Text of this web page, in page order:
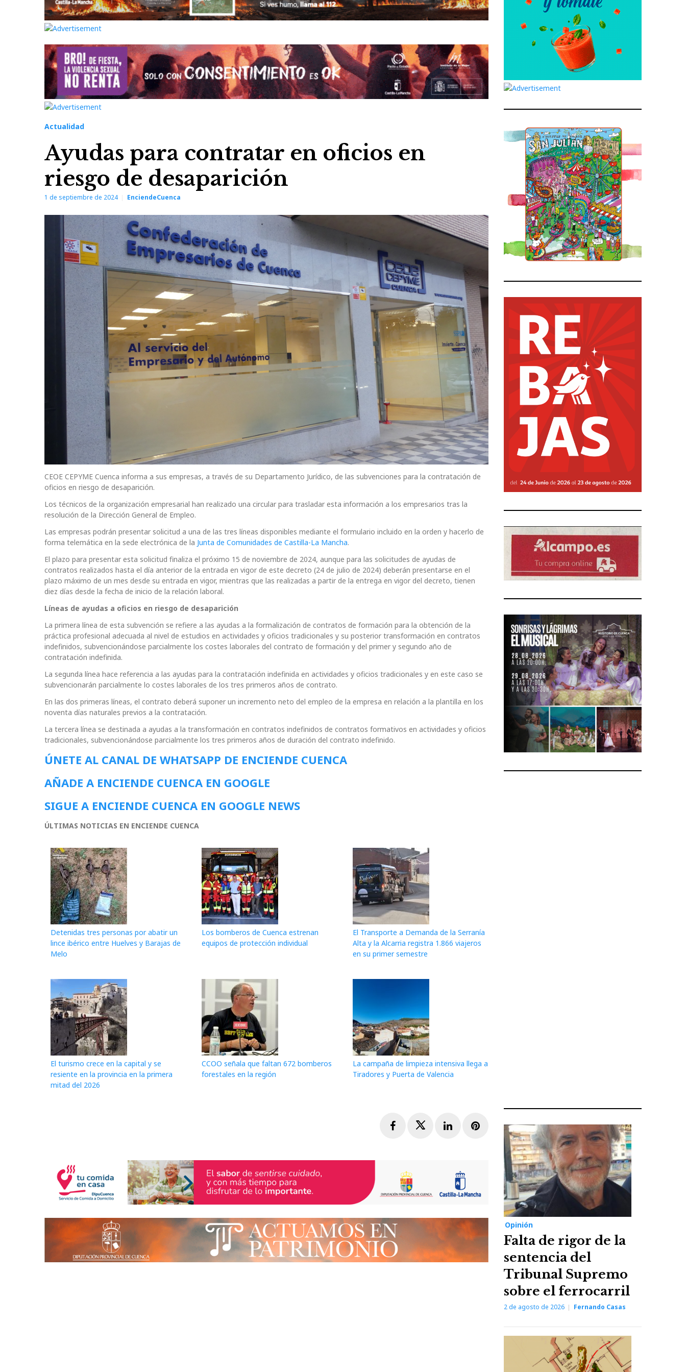
Actualidad
Ayudas para contratar en oficios en
riesgo de desaparición
1 de septiembre de 2024 EnciendeCuenca
CEOE CEPYME Cuenca informa a sus empresas, a través de su Departamento Jurídico, de las subvenciones para la contratación de
oficios en riesgo de desaparición.
Los técnicos de la organización empresarial han realizado una circular para trasladar esta información a los empresarios tras la
resolución de la Dirección General de Empleo.
Las empresas podrán presentar solicitud a una de las tres líneas disponibles mediante el formulario incluido en la orden y hacerlo de
forma telemática en la sede electrónica de la Junta de Comunidades de Castilla-La Mancha.
El plazo para presentar esta solicitud finaliza el próximo 15 de noviembre de 2024, aunque para las solicitudes de ayudas de
contratos realizados hasta el día anterior de la entrada en vigor de este decreto (24 de julio de 2024) deberán presentarse en el
plazo máximo de un mes desde su entrada en vigor, mientras que las realizadas a partir de la entrega en vigor del decreto, tienen
diez días desde la fecha de inicio de la relación laboral.
Líneas de ayudas a oficios en riesgo de desaparición
La primera línea de esta subvención se refiere a las ayudas a la formalización de contratos de formación para la obtención de la
práctica profesional adecuada al nivel de estudios en actividades y oficios tradicionales y su posterior transformación en contratos
indefinidos, subvencionándose parcialmente los costes laborales del contrato de formación y del primer y segundo año de
contratación indefinida.
La segunda línea hace referencia a las ayudas para la contratación indefinida en actividades y oficios tradicionales y en este caso se
subvencionarán parcialmente lo costes laborales de los tres primeros años de contrato.
En las dos primeras líneas, el contrato deberá suponer un incremento neto del empleo de la empresa en relación a la plantilla en los
noventa días naturales previos a la contratación.
La tercera línea se destinada a ayudas a la transformación en contratos indefinidos de contratos formativos en actividades y oficios
tradicionales, subvencionándose parcialmente los tres primeros años de duración del contrato indefinido.
ÚNETE AL CANAL DE WHATSAPP DE ENCIENDE CUENCA
AÑADE A ENCIENDE CUENCA EN GOOGLE
SIGUE A ENCIENDE CUENCA EN GOOGLE NEWS
ÚLTIMAS NOTICIAS EN ENCIENDE CUENCA
Detenidas tres personas por abatir un
lince ibérico entre Huelves y Barajas de
Melo
Los bomberos de Cuenca estrenan
equipos de protección individual
El Transporte a Demanda de la Serranía
Alta y la Alcarria registra 1.866 viajeros
en su primer semestre
El turismo crece en la capital y se
resiente en la provincia en la primera
mitad del 2026
CCOO señala que faltan 672 bomberos
forestales en la región
La campaña de limpieza intensiva llega a
Tiradores y Puerta de Valencia
FacebookTwitterLinkedInPinterest
Opinión
Falta de rigor de la
sentencia del
Tribunal Supremo
sobre el ferrocarril
2 de agosto de 2026 Fernando Casas